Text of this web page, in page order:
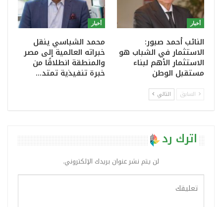
أخبار
النائب أحمد صبور:
الاستثمار في الشباب هو
الاستثمار الأهم لبناء
مستقبل الوطن
أخبار
محمد الشباسي ينقل
خبراته العالمية إلى مصر
والمنطقة انطلاقًا من
خبرة تنفيذية تمتد…
السابق التالي
اترك رد
لن يتم نشر عنوان بريدك الإلكتروني.